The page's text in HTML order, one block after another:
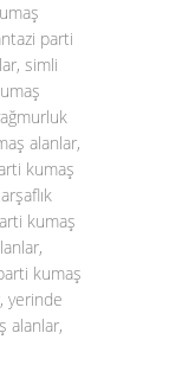
parti
simli
alanlar,
kumaş
kumaş
kumaş
yerinde
alanlar,